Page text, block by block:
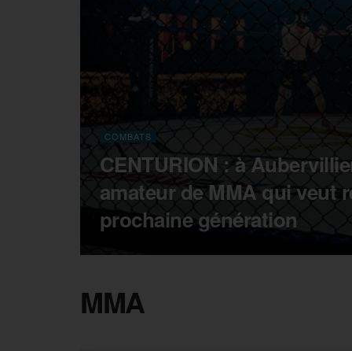
COMBATS
CENTURION : à
amateur de MMA qui veut
prochaine génération
MMA